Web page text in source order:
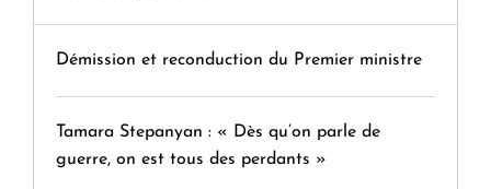
Démission et reconduction du Premier ministre
Tamara Stepanyan : « Dès qu’on parle de
guerre, on est tous des perdants »